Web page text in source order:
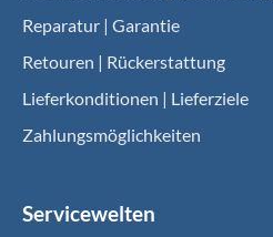
Reparatur | Garantie
Retouren | Rückerstattung
Lieferkonditionen | Lieferziele
Zahlungsmöglichkeiten
Servicewelten